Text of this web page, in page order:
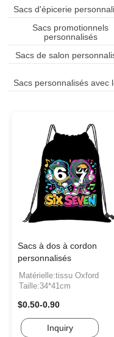
Sacs d'épicerie
Sacs promotionnels
personnalisés
Sacs de salon
Sacs personnalisés avec
Sacs à dos à cordon
personnalisés
Matérielle:tissu Oxford
Taille:34*41cm
$0.50-0.90
Inquiry